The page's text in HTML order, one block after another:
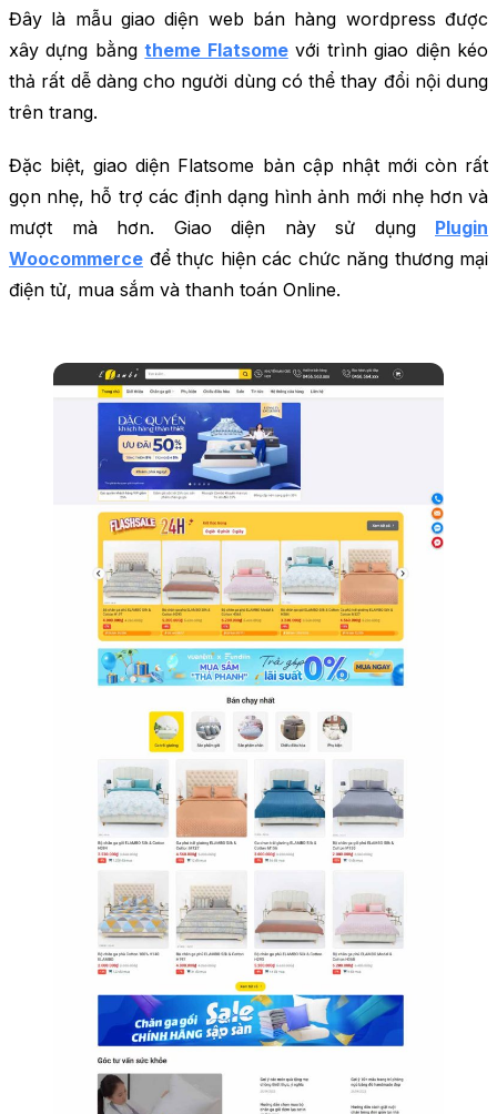
Đây là mẫu giao diện web bán hàng wordpress được
xây dựng bằngtheme Flatsomevới trình giao diện kéo
thả rất dễ dàng cho người dùng có thể thay đổi nội dung
trên trang.
Đặc biệt, giao diện Flatsome bản cập nhật mới còn rất
gọn nhẹ, hỗ trợ các định dạng hình ảnh mới nhẹ hơn và
mượt mà hơn. Giao diện này sử dụng Plugin
Woocommerce để thực hiện các chức năng thương mại
điện tử, mua sắm và thanh toán Online.